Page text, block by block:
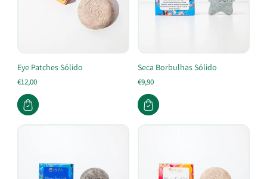
Eye Patches Sólido
€12,00
Seca Borbulhas Sólido
€9,90